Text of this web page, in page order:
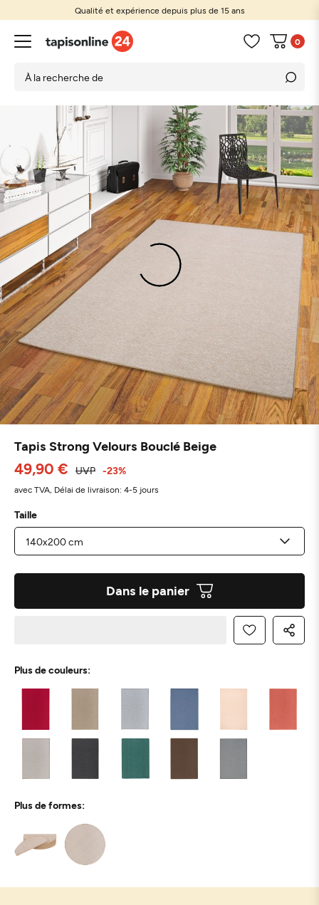
Qualité et expérience depuis plus de 15 ans
0
Tapis Strong Velours Bouclé Beige
49,90 € UVP -23%
avec TVA, Délai de livraison: 4-5 jours
Taille
Dans le panier
Plus de couleurs:
Plus de formes: